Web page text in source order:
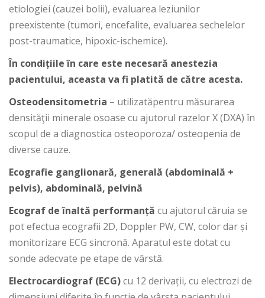
etiologiei (cauzei bolii), evaluarea leziunilor
preexistente (tumori, encefalite, evaluarea sechelelor
post-traumatice, hipoxic-ischemice).
În condițiile în care este necesară anestezia
pacientului, aceasta va fi platită de către acesta.
Osteodensitometria – utilizatăpentru măsurarea
densităţii minerale osoase cu ajutorul razelor X (DXA) în
scopul de a diagnostica osteoporoza/ osteopenia de
diverse cauze.
Ecografie ganglionară, generală (abdominală +
pelvis), abdominală, pelvină
Ecograf de înaltă performanță cu ajutorul căruia se
pot efectua ecografii 2D, Doppler PW, CW, color dar și
monitorizare ECG sincronă. Aparatul este dotat cu
sonde adecvate pe etape de vârstă.
Electrocardiograf (ECG)cu 12 derivații, cu electrozi de